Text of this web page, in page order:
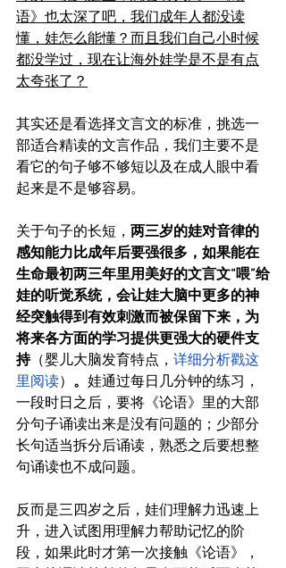
语》也太深了吧，我们成年人都没读
懂，娃怎么能懂？而且我们自己小时候
都没学过，现在让海外娃学是不是有点
太夸张了？
其实还是看选择文言文的标准，挑选一
部适合精读的文言作品，我们主要不是
看它的句子够不够短以及在成人眼中看
起来是不是够容易。
关于句子的长短， 两三岁的娃对音律的
感知能力比成年后要强很多，如果能在
生命最初两三年里用美好的文言文“喂”给
娃的听觉系统，会让娃大脑中更多的神
经突触得到有效刺激而被保留下来，为
将来各方面的学习提供更强大的硬件支
持（婴儿大脑发育特点， 详细分析戳这
里阅读） 。 娃通过每日几分钟的练习，
一段时日之后，要将《论语》里的大部
分句子诵读出来是没有问题的；少部分
长句适当拆分后诵读，熟悉之后要想整
句诵读也不成问题。
反而是三四岁之后，娃们理解力迅速上
升，进入试图用理解力帮助记忆的阶
段，如果此时才第一次接触《论语》，